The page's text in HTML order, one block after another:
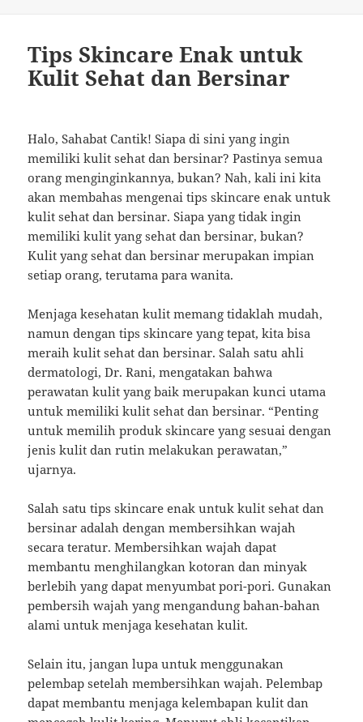
Tips Skincare Enak untuk
Kulit Sehat dan Bersinar
Halo, Sahabat Cantik! Siapa di sini yang ingin
memiliki kulit sehat dan bersinar? Pastinya semua
orang menginginkannya, bukan? Nah, kali ini kita
akan membahas mengenai tips skincare enak untuk
kulit sehat dan bersinar. Siapa yang tidak ingin
memiliki kulit yang sehat dan bersinar, bukan?
Kulit yang sehat dan bersinar merupakan impian
setiap orang, terutama para wanita.
Menjaga kesehatan kulit memang tidaklah mudah,
namun dengan tips skincare yang tepat, kita bisa
meraih kulit sehat dan bersinar. Salah satu ahli
dermatologi, Dr. Rani, mengatakan bahwa
perawatan kulit yang baik merupakan kunci utama
untuk memiliki kulit sehat dan bersinar. “Penting
untuk memilih produk skincare yang sesuai dengan
jenis kulit dan rutin melakukan perawatan,”
ujarnya.
Salah satu tips skincare enak untuk kulit sehat dan
bersinar adalah dengan membersihkan wajah
secara teratur. Membersihkan wajah dapat
membantu menghilangkan kotoran dan minyak
berlebih yang dapat menyumbat pori-pori. Gunakan
pembersih wajah yang mengandung bahan-bahan
alami untuk menjaga kesehatan kulit.
Selain itu, jangan lupa untuk menggunakan
pelembap setelah membersihkan wajah. Pelembap
dapat membantu menjaga kelembapan kulit dan